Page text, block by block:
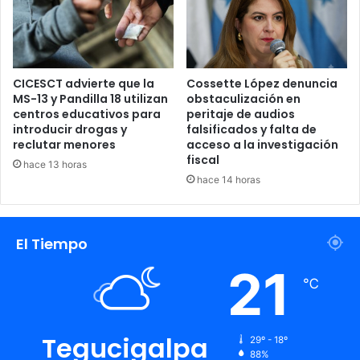
nuevo rango para evitar cargos por mora o la
interrupción del suministro.
CICESCT advierte que la
MS-13 y Pandilla 18 utilizan
centros educativos para
introducir drogas y
reclutar menores
hace 13 horas
Cossette López denuncia
obstaculización en
peritaje de audios
falsificados y falta de
acceso a la investigación
fiscal
hace 14 horas
El Tiempo
Tegucigalpa
21 ℃
29º - 18º
88%